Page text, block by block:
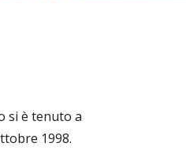
si è tenuto a
1998.